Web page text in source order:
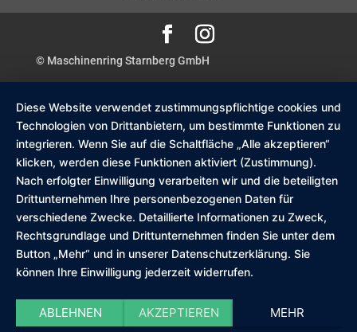
© Maschinenring Starnberg GmbH
Diese Website verwendet zustimmungspflichtige cookies und
Technologien von Drittanbietern, um bestimmte Funktionen zu
integrieren. Wenn Sie auf die Schaltfläche „Alle akzeptieren“
klicken, werden diese Funktionen aktiviert (Zustimmung).
Nach erfolgter Einwilligung verarbeiten wir und die beteiligten
Drittunternehmen Ihre personenbezogenen Daten für
verschiedene Zwecke. Detaillierte Informationen zu Zweck,
Rechtsgrundlage und Drittunternehmen finden Sie unter dem
Button „Mehr“ und in unserer Datenschutzerklärung. Sie
können Ihre Einwilligung jederzeit widerrufen.
ABLEHNEN AKZEPTIEREN MEHR